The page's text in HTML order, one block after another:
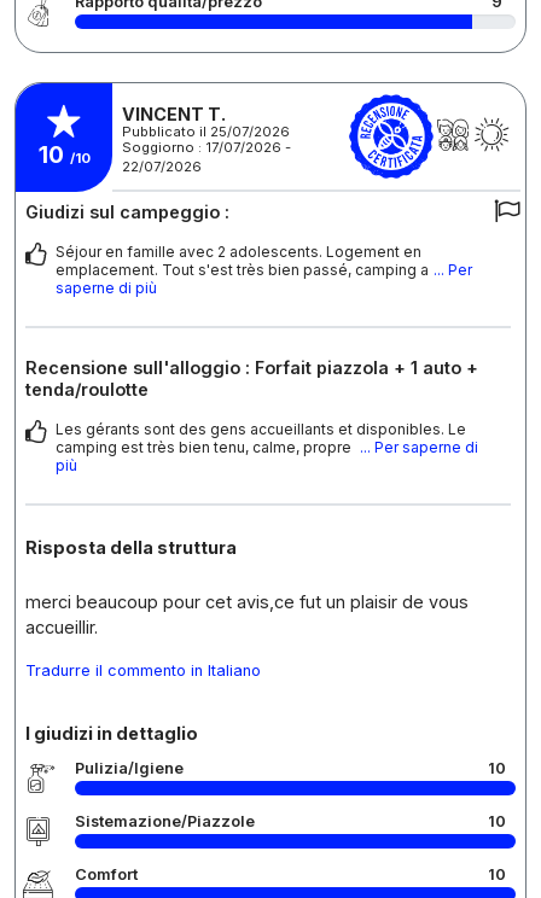
10 /10
VINCENT T.
Pubblicato il 25/07/2026
Soggiorno : 17/07/2026 -
22/07/2026
Giudizi sul campeggio :
Séjour en famille avec 2 adolescents. Logement en
emplacement. Tout s'est très bien passé, camping a ... Per
saperne di più
Recensione sull'alloggio : Forfait piazzola + 1 auto +
tenda/roulotte
Les gérants sont des gens accueillants et disponibles. Le
camping est très bien tenu, calme, propre ... Per saperne di
più
Risposta della struttura
merci beaucoup pour cet avis,ce fut un plaisir de vous
accueillir.
Tradurre il commento in Italiano
I giudizi in dettaglio
Pulizia/Igiene 10
Sistemazione/Piazzole 10
Comfort 10